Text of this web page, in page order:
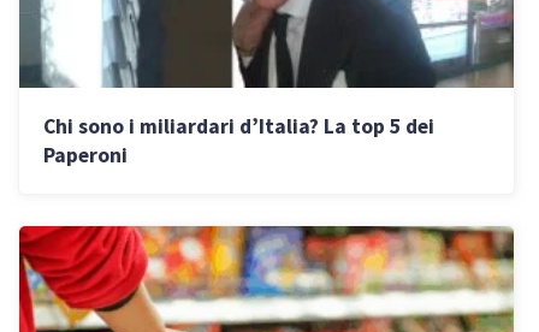
Chi sono i miliardari d’Italia? La top 5 dei
Paperoni